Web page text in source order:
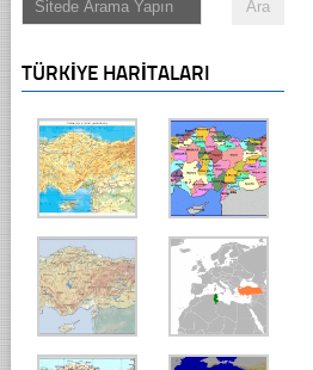
TÜRKIYE HARITALARI